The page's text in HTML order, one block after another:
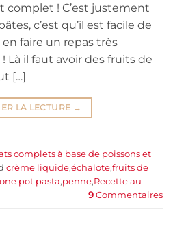
complet ! C’est justement
c’est qu’il est facile de
faire un repas très
il faut avoir des fruits de
[…]
LA LECTURE →
complets à base de poissons et
crème liquide,échalote,fruits de
one pot pasta,penne,Recette au
9 Commentaires